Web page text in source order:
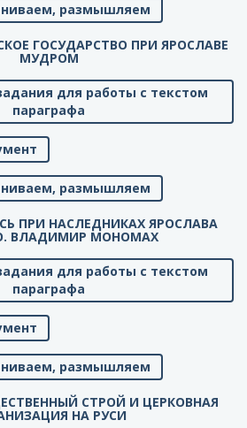
размышляем
ГОСУДАРСТВО ПРИ ЯРОСЛАВЕ
МУДРОМ
для работы с текстом
параграфа
размышляем
ПРИ НАСЛЕДНИКАХ ЯРОСЛАВА
ВЛАДИМИР МОНОМАХ
для работы с текстом
параграфа
размышляем
СТРОЙ И ЦЕРКОВНАЯ
НА РУСИ